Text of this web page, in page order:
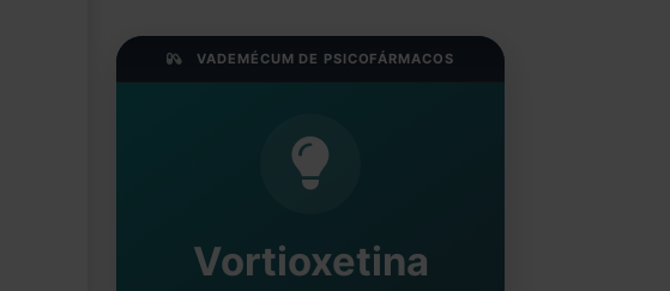
VADEMÉCUM DE PSICOFÁRMACOS
Vortioxetina